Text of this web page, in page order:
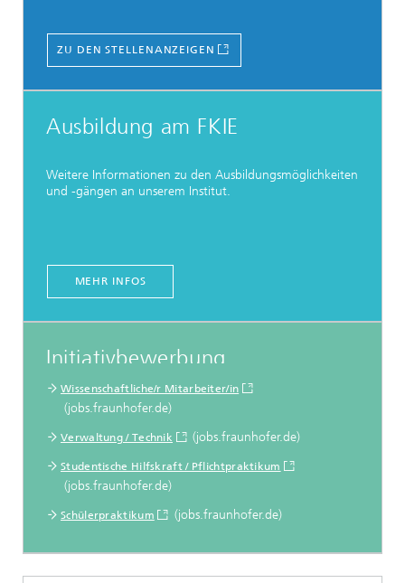
ZU DEN STELLENANZEIGEN
Ausbildung am FKIE
Weitere Informationen zu den Ausbildungsmöglichkeiten
und -gängen an unserem Institut.
MEHR INFOS
Initiativbewerbung
Wissenschaftliche/r Mitarbeiter/in
(jobs.fraunhofer.de)
Verwaltung / Technik (jobs.fraunhofer.de)
Studentische Hilfskraft / Pflichtpraktikum
(jobs.fraunhofer.de)
Schülerpraktikum (jobs.fraunhofer.de)